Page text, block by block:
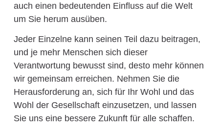
auch einen bedeutenden Einfluss auf die Welt
um Sie herum ausüben.
Jeder Einzelne kann seinen Teil dazu beitragen,
und je mehr Menschen sich dieser
Verantwortung bewusst sind, desto mehr können
wir gemeinsam erreichen. Nehmen Sie die
Herausforderung an, sich für Ihr Wohl und das
Wohl der Gesellschaft einzusetzen, und lassen
Sie uns eine bessere Zukunft für alle schaffen.